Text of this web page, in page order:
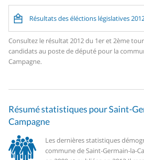
Résultats des éléctions législatives
Consultez le résultat 2012 du 1er et 2ème
candidats au poste de député pour la
Campagne.
Résumé statistiques pour Saint-
Campagne
Les dernières statistiques
commune de Saint-Germain-la-